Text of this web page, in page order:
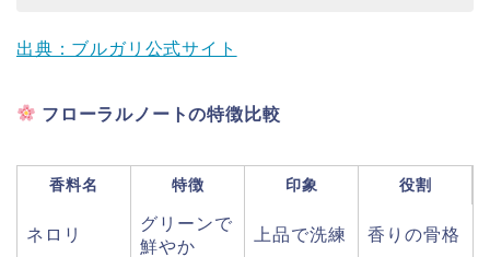
出典：ブルガリ公式サイト
フローラルノートの特徴比較
香料名 特徴 印象 役割
ネロリ
グリーンで
鮮やか
上品で洗練 香りの骨格